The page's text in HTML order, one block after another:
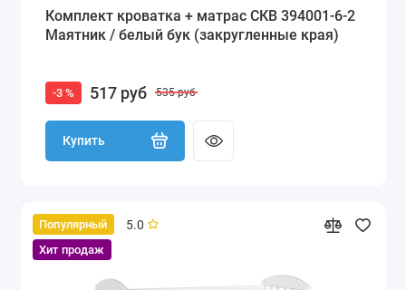
Комплект кроватка + матрас СКВ 394001-6-2
Маятник / белый бук (закругленные края)
-3 % 517 руб 535 руб
Купить
Популярный
Хит продаж
5.0